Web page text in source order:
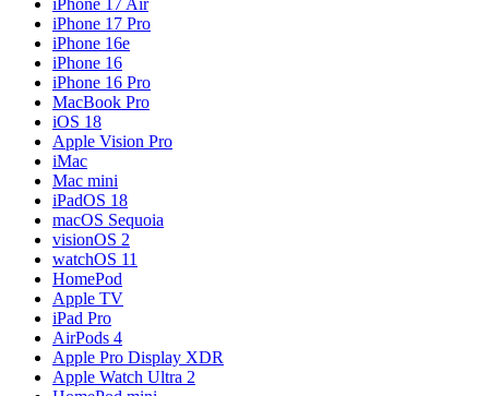
iPhone 17 Pro
iPhone 16e
iPhone 16
iPhone 16 Pro
MacBook Pro
iOS 18
Apple Vision Pro
iMac
Mac mini
iPadOS 18
macOS Sequoia
visionOS 2
watchOS 11
HomePod
Apple TV
iPad Pro
AirPods 4
Apple Pro Display XDR
Apple Watch Ultra 2